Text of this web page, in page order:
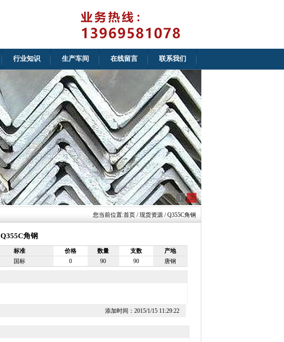
行业知识 生产车间 在线留言 联系我们
1 2
您当前位置:首页 / 现货资源 / Q355C角钢
Q355C角钢
标准 价格 数量 支数
产地
国标 0 90 90 唐钢
添加时间：2015/1/15 11:29:22